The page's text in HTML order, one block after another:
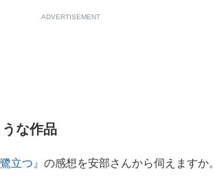
ADVERTISEMENT
な作品
立つ』 の感想を安部さんから伺えますか。